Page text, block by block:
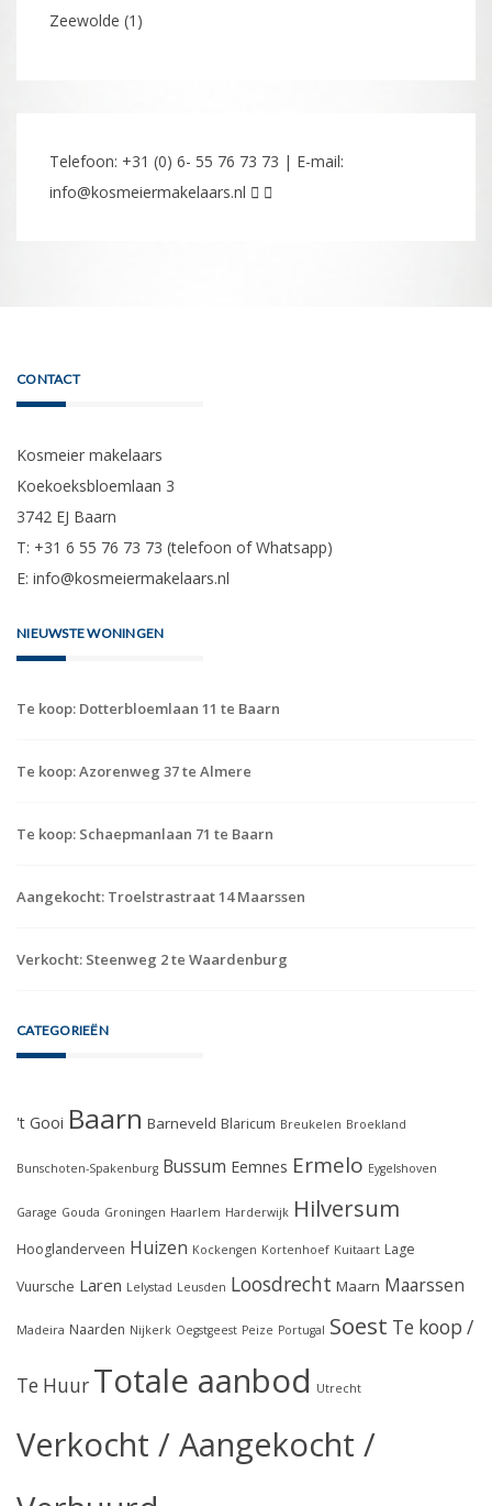
Zeewolde (1)
Telefoon: +31 (0) 6- 55 76 73 73 | E-mail:
info@kosmeiermakelaars.nl
CONTACT
Kosmeier makelaars
Koekoeksbloemlaan 3
3742 EJ Baarn
T: +31 6 55 76 73 73 (telefoon of Whatsapp)
E: info@kosmeiermakelaars.nl
NIEUWSTE WONINGEN
Te koop: Dotterbloemlaan 11 te Baarn
Te koop: Azorenweg 37 te Almere
Te koop: Schaepmanlaan 71 te Baarn
Aangekocht: Troelstrastraat 14 Maarssen
Verkocht: Steenweg 2 te Waardenburg
CATEGORIEËN
't Gooi Baarn Barneveld Blaricum Breukelen Broekland
Bunschoten-Spakenburg Bussum Eemnes Ermelo Eygelshoven
Garage Gouda Groningen Haarlem Harderwijk Hilversum
Hooglanderveen Huizen Kockengen Kortenhoef Kuitaart Lage
Vuursche Laren Lelystad Leusden Loosdrecht Maarn Maarssen
Madeira Naarden Nijkerk Oegstgeest Peize Portugal Soest Te koop /
Te Huur Totale aanbod Utrecht
Verkocht / Aangekocht /